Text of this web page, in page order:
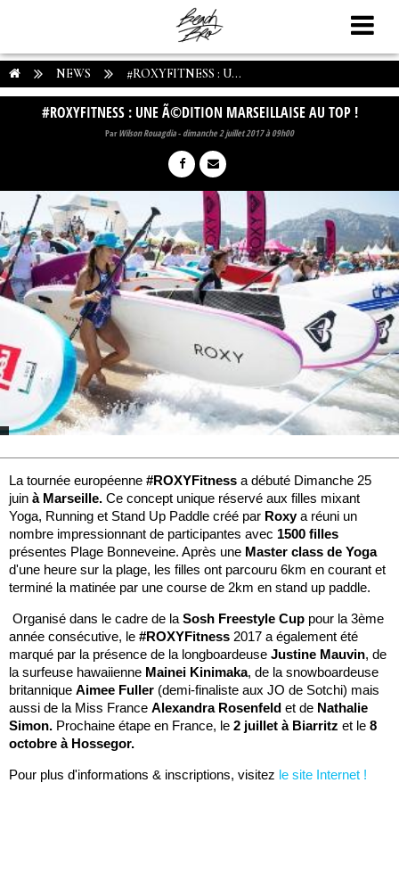
NEWS #ROXYFITNESS : U...
#ROXYFITNESS : UNE Ã©DITION MARSEILLAISE AU TOP !
ParWilson Rouagdia- dimanche 2 juillet 2017 à 09h00
La tournée européenne #ROXYFitness a débuté Dimanche 25
juin à Marseille. Ce concept unique réservé aux filles mixant
Yoga, Running et Stand Up Paddle créé par Roxya réuni un
nombre impressionnant de participantes avec 1500 filles
présentes Plage Bonneveine. Après une Master class de Yoga
d'une heure sur la plage, les filles ont parcouru 6km en courant et
terminé la matinée par une course de 2km en stand up paddle.
Organisé dans le cadre de la Sosh Freestyle Cup pour la 3ème
année consécutive, le #ROXYFitness 2017 a également été
marqué par la présence de la longboardeuse Justine Mauvin, de
la surfeuse hawaiienne Mainei Kinimaka, de la snowboardeuse
britannique Aimee Fuller (demi-finaliste aux JO de Sotchi) mais
aussi de la Miss France Alexandra Rosenfeld et de Nathalie
Simon. Prochaine étape en France, le 2 juillet à Biarritz et le 8
octobre à Hossegor.
Pour plus d'informations & inscriptions, visitez le site Internet !